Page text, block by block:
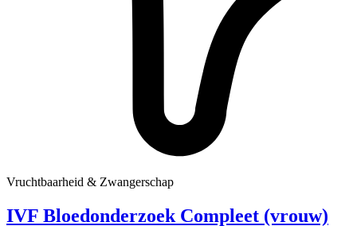
Vruchtbaarheid & Zwangerschap
IVF Bloedonderzoek Compleet (vrouw)